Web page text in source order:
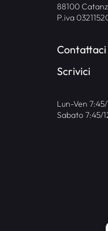
88100
P.iva
Contattaci
Scrivici
Lun-Ven
Sabato 7:45/